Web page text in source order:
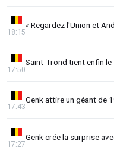
« Regardez l'Union et
18:15
Saint-Trond tient enfin
17:50
Genk attire un géant de
17:43
Genk crée la surprise
17:27